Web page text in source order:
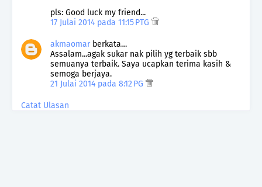
pls: Good luck my friend...
17 Julai 2014 pada 11:15 PTG
akmaomarberkata…
Assalam...agak sukar nak pilih yg terbaik sbb
semuanya terbaik. Saya ucapkan terima kasih &
semoga berjaya.
21 Julai 2014 pada 8:12 PG
Catat Ulasan